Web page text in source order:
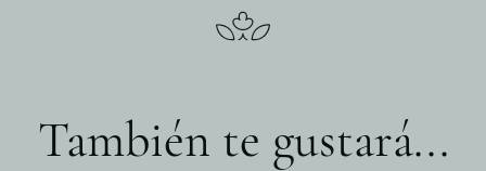
También te gustará...